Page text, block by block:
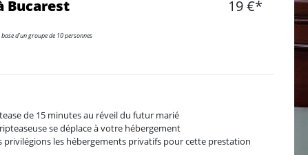
Bucarest
19 €*
d'un groupe de 10 personnes
de 15 minutes au réveil du futur marié
se déplace à votre hébergement
privilégions les hébergements privatifs pour cette prestation